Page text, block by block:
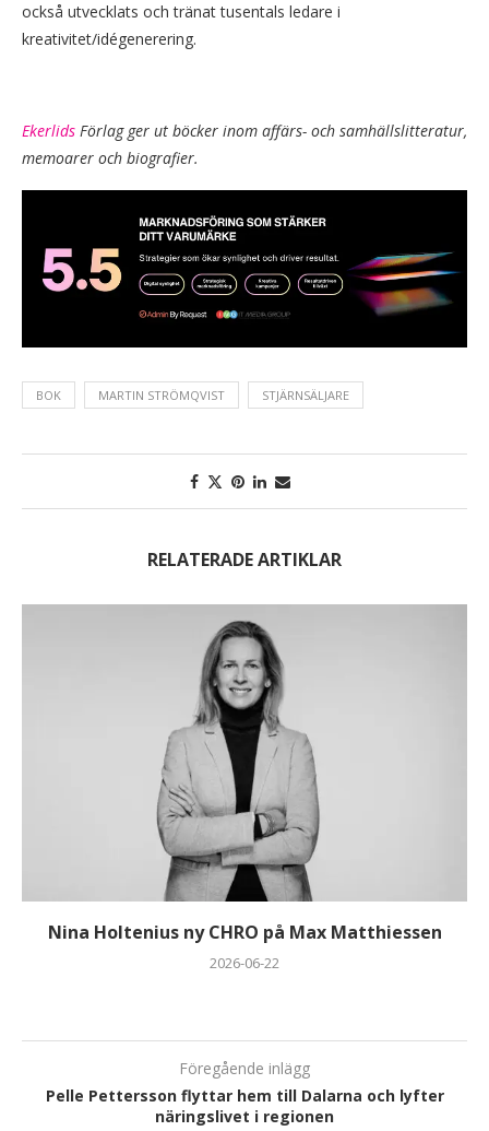
också utvecklats och tränat tusentals ledare i
kreativitet/idégenerering.
Ekerlids Förlag ger ut böcker inom affärs- och samhällslitteratur,
memoarer och biografier.
BOK MARTIN STRÖMQVIST STJÄRNSÄLJARE
RELATERADE ARTIKLAR
Nina Holtenius ny CHRO på Max Matthiessen
2026-06-22
Föregående inlägg
Pelle Pettersson flyttar hem till Dalarna och lyfter
näringslivet i regionen